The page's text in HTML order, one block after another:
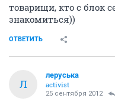
товарищи, кто с блок
знакомиться))
ОТВЕТИТЬ
Л
леруська
activist
25 сентября 2012